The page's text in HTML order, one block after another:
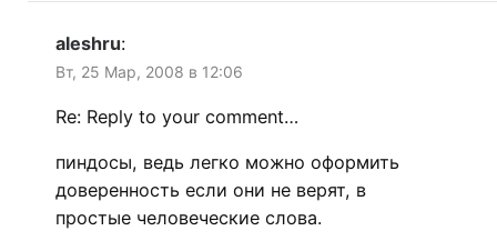
aleshru:
Вт, 25 Мар, 2008 в 12:06
Re: Reply to your comment…
пиндосы, ведь легко можно оформить
доверенность если они не верят, в
простые человеческие слова.